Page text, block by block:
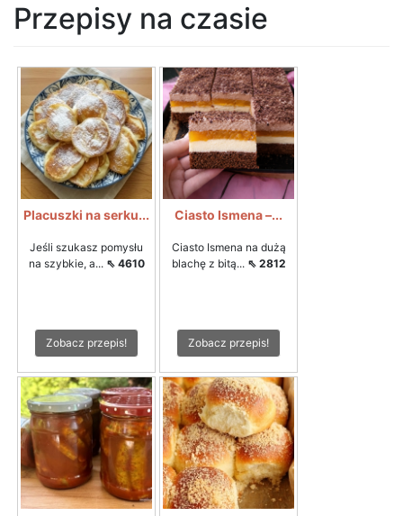
Przepisy na czasie
Placuszki na serku...
Jeśli szukasz pomysłu
na szybkie, a... ⇖ 4610
Zobacz przepis!
Ciasto Ismena –...
Ciasto Ismena na dużą
blachę z bitą... ⇖ 2812
Zobacz przepis!